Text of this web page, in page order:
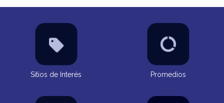
Sitios de Interés Promedios